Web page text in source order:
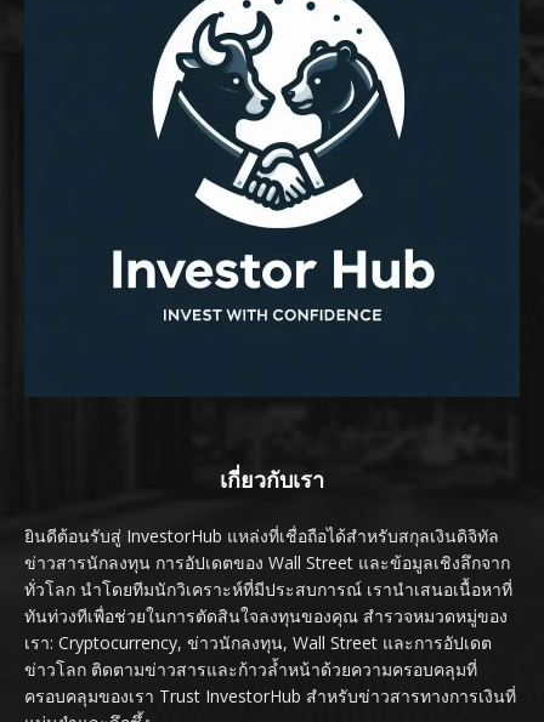
เกี่ยวกับเรา
ยินดีต้อนรับสู่ InvestorHub แหล่งที่เชื่อถือได้สำหรับสกุลเงินดิจิทัล
ข่าวสารนักลงทุน การอัปเดตของ Wall Street และข้อมูลเชิงลึกจาก
ทั่วโลก นำโดยทีมนักวิเคราะห์ที่มีประสบการณ์ เรานำเสนอเนื้อหาที่
ทันท่วงทีเพื่อช่วยในการตัดสินใจลงทุนของคุณ สำรวจหมวดหมู่ของ
เรา: Cryptocurrency, ข่าวนักลงทุน, Wall Street และการอัปเดต
ข่าวโลก ติดตามข่าวสารและก้าวล้ำหน้าด้วยความครอบคลุมที่
ครอบคลุมของเรา Trust InvestorHub สำหรับข่าวสารทางการเงินที่